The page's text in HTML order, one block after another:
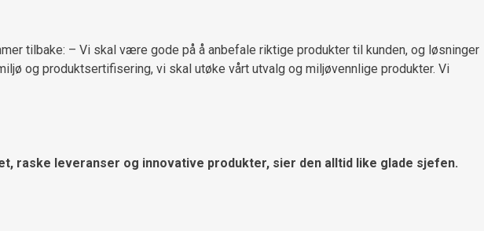
tilbake: – Vi skal være gode på å anbefale riktige produkter til kunden, og løsninger
og produktsertifisering, vi skal utøke vårt utvalg og miljøvennlige produkter. Vi
raske leveranser og innovative produkter, sier den alltid like glade sjefen.